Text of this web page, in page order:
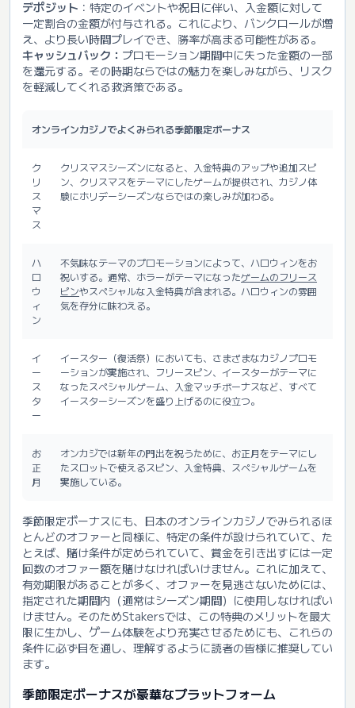
デポジット ：特定のイベントや祝日に伴い、入金額に対して
一定割合の金額が付与される。これにより、バンクロールが増
え、より長い時間プレイでき、勝率が高まる可能性がある。
キャッシュバック： プロモーション期間中に失った金額の一部
を還元する。その時期ならではの魅力を楽しみながら、リスク
を軽減してくれる救済策である。
オンラインカジノでよくみられる季節限定ボーナス
ク
リ
ス
マ
ス
クリスマスシーズンになると、入金特典のアップや追加スピ
ン、クリスマスをテーマにしたゲームが提供され、カジノ体
験にホリデーシーズンならではの楽しみが加わる。
ハ
ロ
ウ
ィ
ン
不気味なテーマのプロモーションによって、ハロウィンをお
祝いする。通常、ホラーがテーマになったゲームのフリース
ピンやスペシャルな入金特典が含まれる。ハロウィンの雰囲
気を存分に味わえる。
イ
ー
ス
タ
ー
イースター（復活祭）においても、さまざまなカジノプロモ
ーションが実施され、フリースピン、イースターがテーマに
なったスペシャルゲーム、入金マッチボーナスなど、すべて
イースターシーズンを盛り上げるのに役立つ。
お
正
月
オンカジでは新年の門出を祝うために、お正月をテーマにし
たスロットで使えるスピン、入金特典、スペシャルゲームを
実施している。
季節限定ボーナスにも、日本のオンラインカジノでみられるほ
とんどのオファーと同様に、特定の条件が設けられていて、た
とえば、賭け条件が定められていて、賞金を引き出すには一定
回数のオファー額を賭けなければいけません。これに加えて、
有効期限があることが多く、オファーを見逃さないためには、
指定された期間内（通常はシーズン期間）に使用しなければい
けません。そのためStakersでは、この特典のメリットを最大
限に生かし、ゲーム体験をより充実させるためにも、これらの
条件に必ず目を通し、理解するように読者の皆様に推奨してい
ます。
季節限定ボーナスが豪華なプラットフォーム